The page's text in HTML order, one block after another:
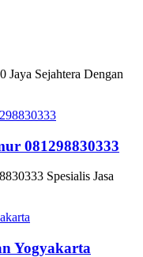
Jaya Sejahtera Dengan
081298830333
Spesialis Jasa
Yogyakarta